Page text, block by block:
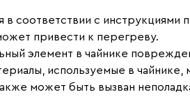
в соответствии с
привести к перегреву.
элемент в чайнике
используемые в чайнике,
может быть вызван